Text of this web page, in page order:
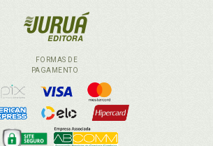
FORMAS DE
PAGAMENTO